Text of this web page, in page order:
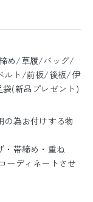
め/草履/バッグ/
ルト/前板/後板/伊
(新品プレゼント)
為お付けする物
帯締め・重ね
ーディネートさせ